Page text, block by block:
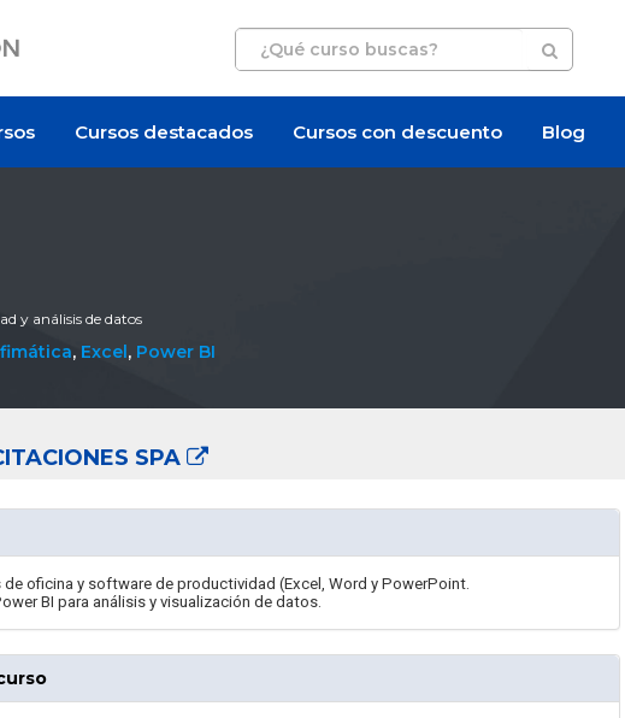
Cursos destacados Cursos con descuento Blog
y análisis de datos
, Excel, Power BI
SPA
oficina y software de productividad (Excel, Word y PowerPoint.
BI para análisis y visualización de datos.